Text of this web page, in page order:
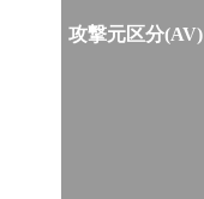
攻撃元区分(AV)